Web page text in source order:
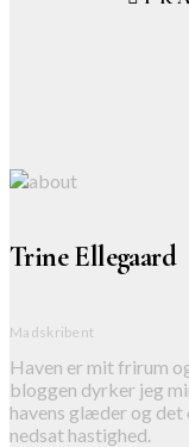
Trine Ellegaard
Madskribent
Haven er mit frirum
bloggen dyrker jeg
havens glæder og
nedsat hastighed.